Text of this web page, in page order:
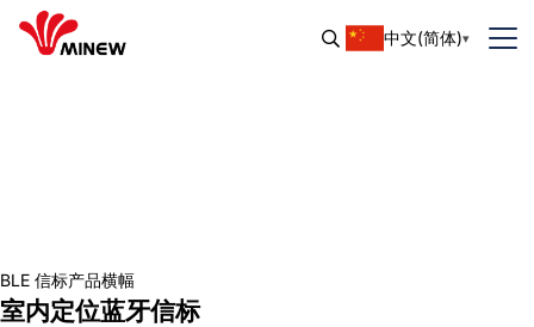
中文(简体)
BLE 信标产品横幅
室内定位蓝牙信标